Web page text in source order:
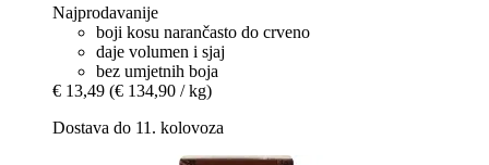
Najprodavanije
boji kosu narančasto do crveno
daje volumen i sjaj
bez umjetnih boja
€ 13,49 (€ 134,90 / kg)
Dostava do 11. kolovoza